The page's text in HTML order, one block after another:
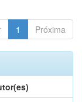
1 Próxima